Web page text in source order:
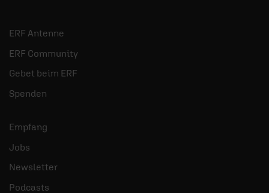
ERF Antenne
ERF Community
Gebet beim ERF
Spenden
Empfang
Jobs
Newsletter
Podcasts